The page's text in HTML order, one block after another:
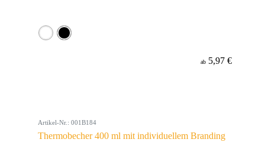
ab 5,97 €
Artikel-Nr.: 001B184
Thermobecher 400 ml mit individuellem Branding